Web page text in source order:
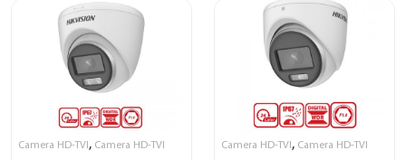
Camera HD-TVI , Camera HD-TVI Camera HD-TVI , Camera HD-TVI